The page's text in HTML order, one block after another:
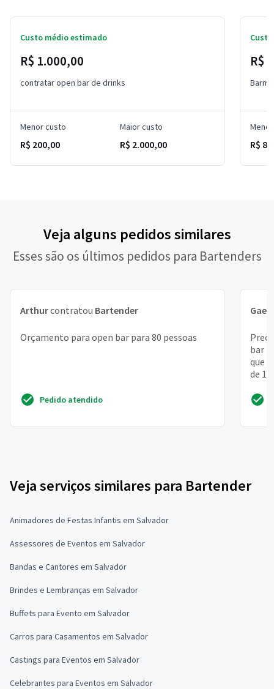
Custo médio estimado
R$ 1.000,00
contratar open bar de drinks
Menor custo
R$ 200,00
Maior custo
R$ 2.000,00
R$
R$
Veja alguns pedidos similares
Esses são os últimos pedidos para Bartenders
Arthurcontratou Bartender
Orçamento para open bar para 80 pessoas
Pedido atendido
Gael
bar
que
de
Veja serviços similares para Bartender
Animadores de Festas Infantis em Salvador
Assessores de Eventos em Salvador
Bandas e Cantores em Salvador
Brindes e Lembranças em Salvador
Buffets para Evento em Salvador
Carros para Casamentos em Salvador
Castings para Eventos em Salvador
Celebrantes para Eventos em Salvador